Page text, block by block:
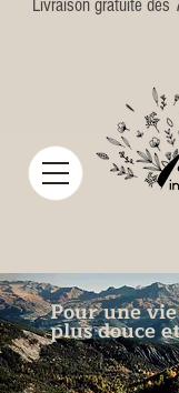
Livraison gratuite dès
Pour une vie
plus douce